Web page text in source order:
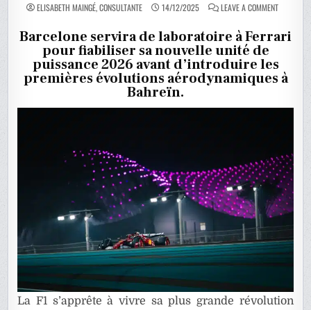
ELISABETH MAINGÉ, CONSULTANTE 14/12/2025 LEAVE A COMMENTON
FERRARI
PRÊTE
POUR
DE
PRÉ-
SAISON
Barcelone servira de laboratoire à Ferrari
pour fiabiliser sa nouvelle unité de
puissance 2026 avant d’introduire les
premières évolutions aérodynamiques à
Bahreïn.
La F1 s’apprête à vivre sa plus grande révolution